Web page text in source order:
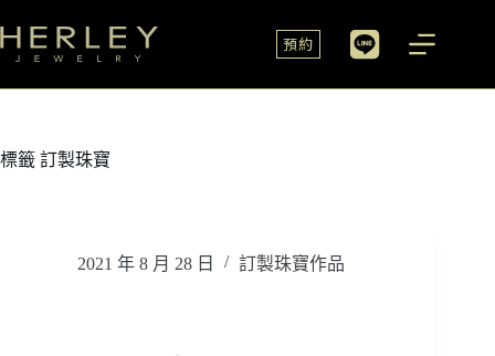
預約
標籤 訂製珠寶
2021 年 8 月 28 日 訂製珠寶作品